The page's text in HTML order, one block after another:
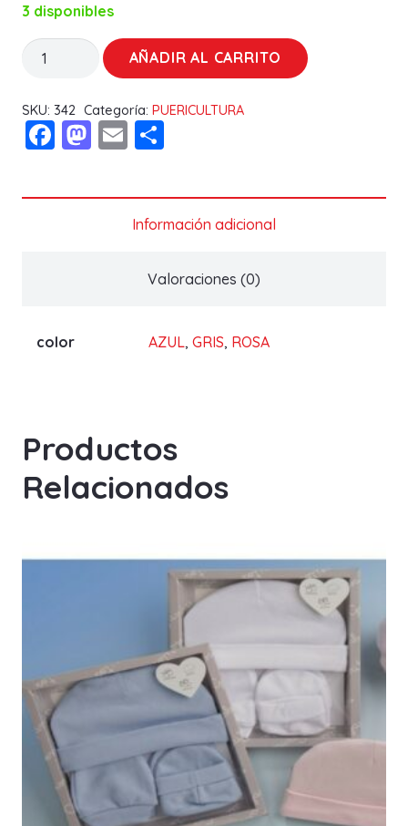
3 disponibles
ARRULLO
ALGODON
10736
GAMBERRITO
AÑADIR AL CARRITO
SKU: 342 Categoría: PUERICULTURA
Facebook
Mastodon
Email
Información adicional
Valoraciones (0)
color AZUL, GRIS, ROSA
Productos
Relacionados